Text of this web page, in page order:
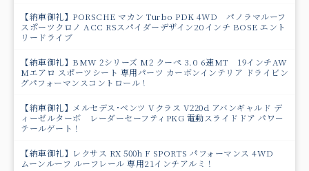
【納車御礼】PORSCHE マカン Turbo PDK 4WD パノラマルーフ
スポーツクロノ ACC RSスパイダーデザイン20インチ BOSE エント
リードライブ
【納車御礼】BMW 2シリーズ M2 クーペ 3.0 6速MT 19インチAW
Mエアロ スポーツシート 専用パーツ カーボンインテリア ドライビン
グパフォーマンスコントロール！
【納車御礼】メルセデス･ベンツ Vクラス V220d アバンギャルド デ
ィーゼルターボ レーダーセーフティPKG 電動スライドドア パワ－
テールゲート！
【納車御礼】レクサス RX 500h F SPORTS パフォーマンス 4WD
ムーンルーフ ルーフレール 専用21インチアルミ！